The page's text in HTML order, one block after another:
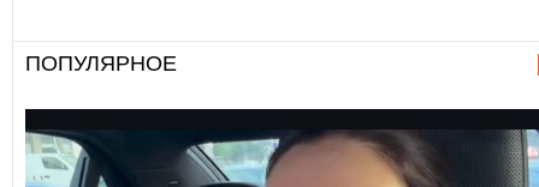
ПОПУЛЯРНОЕ